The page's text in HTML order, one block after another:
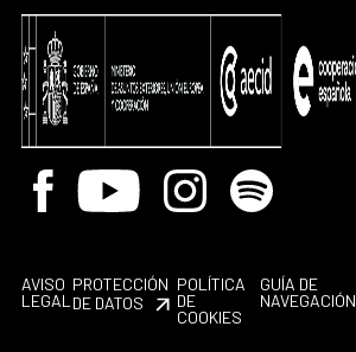
Facebook
Youtube InstagramSpotify
AVISO
LEGAL
PROTECCIÓN
DE DATOS
POLÍTICA
DE
COOKIES
GUÍA DE
NAVEGACIÓN